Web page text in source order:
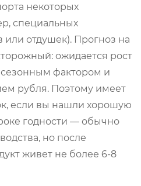
некоторых
специальных
отдушек). Прогноз на
ожидается рост
сезонным фактором и
рубля. Поэтому имеет
если вы нашли хорошую
годности — обычно
но после
живет не более 6-8